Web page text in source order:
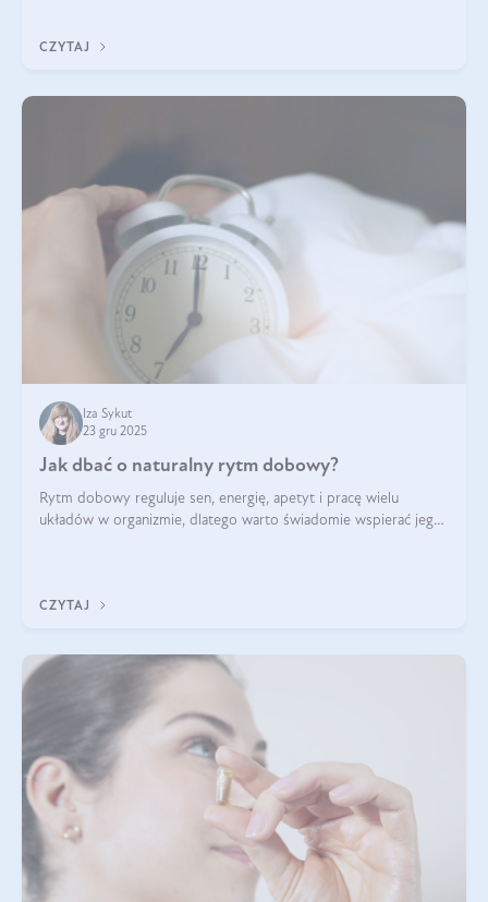
CZYTAJ
Iza Sykut
23 gru 2025
Jak dbać o naturalny rytm dobowy?
Rytm dobowy reguluje sen, energię, apetyt i pracę wielu
układów w organizmie, dlatego warto świadomie wspierać jego
CZYTAJ